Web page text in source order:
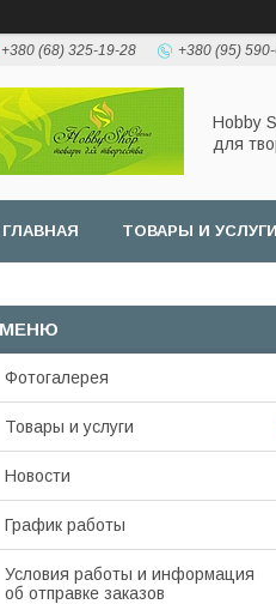
+380 (68) 325-19-28 +380 (95)
Hobbу
для
ГЛАВНАЯ ТОВАРЫ И УСЛУГИ
Фотогалерея
Товары и услуги
Новости
График работы
Условия работы и информация
об отправке заказов